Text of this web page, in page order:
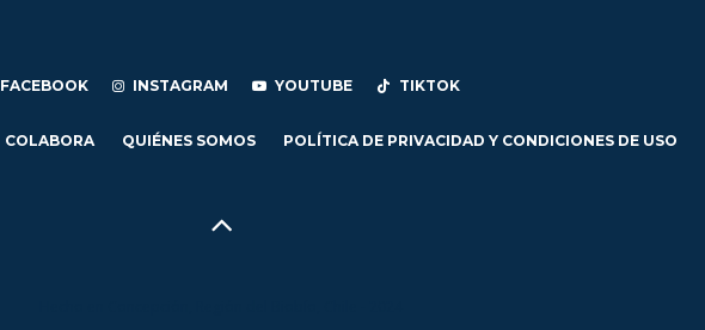
FACEBOOK INSTAGRAM YOUTUBE TIKTOK
COLABORA QUIÉNES SOMOS POLÍTICA DE PRIVACIDAD Y CONDICIONES DE USO